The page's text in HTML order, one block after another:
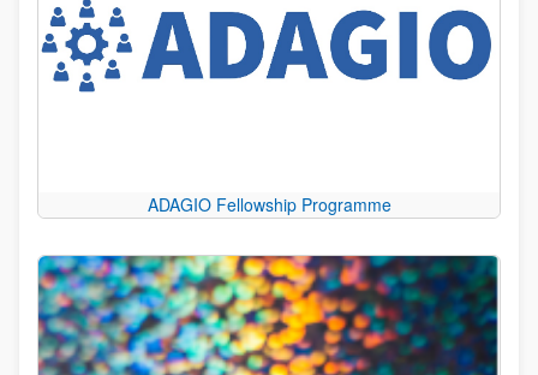
ADAGIO Fellowship Programme